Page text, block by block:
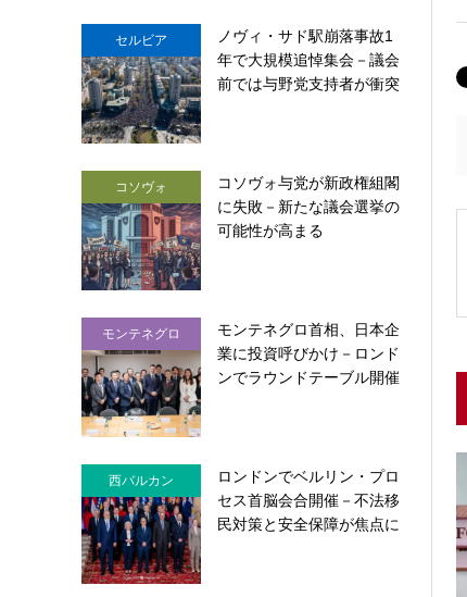
セルビア
ノヴィ・サド駅崩落事故1
年で大規模追悼集会－議会
前では与野党支持者が衝突
コソヴォ
コソヴォ与党が新政権組閣
に失敗－新たな議会選挙の
可能性が高まる
モンテネグロ
モンテネグロ首相、日本企
業に投資呼びかけ－ロンド
ンでラウンドテーブル開催
西バルカン
ロンドンでベルリン・プロ
セス首脳会合開催－不法移
民対策と安全保障が焦点に